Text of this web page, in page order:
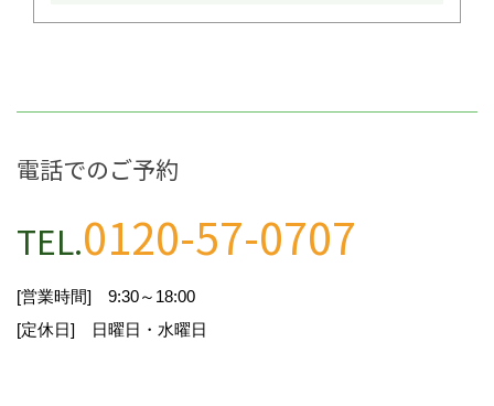
②物件情報をインターネット、チラシ等広告をす
③物件情報を、取引の相手方探索のため指定流通
合があります。なお契約後、指定流通機構(宅地
建物取引業法により、国土交通大臣の指定を受け
た機構。)に対し、成約情報(成約情報は、成約し
た物件の、物件概要、契約年月日、成約価格など
の情報で、氏名は含みません。)を提供します。
電話でのご予約
TEL.0120-57-0707
[営業時間] 9:30～18:00
[定休日] 日曜日・水曜日